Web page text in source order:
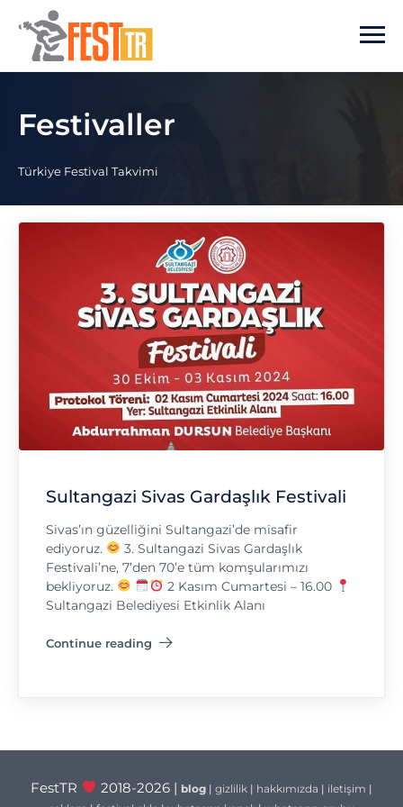
Ana içeriğe atla
Festivaller
Türkiye Festival Takvimi
Sultangazi Sivas Gardaşlık Festivali
Sivas’ın güzelliğini Sultangazi’de misafir
ediyoruz.
3. Sultangazi Sivas Gardaşlık
Festivali’ne, 7’den 70’e tüm komşularımızı
bekliyoruz.
2 Kasım Cumartesi – 16.00
Sultangazi Belediyesi Etkinlik Alanı
Continue reading
"Sultangazi Sivas Gardaşlık Festivali"
FestTR 2018-2026 | blog| gizlilik| hakkımızda | iletişim |